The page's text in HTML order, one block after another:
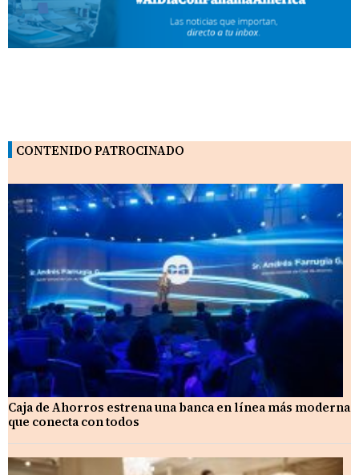
CONTENIDO PATROCINADO
Caja de Ahorros estrena una banca en línea más moderna
que conecta con todos